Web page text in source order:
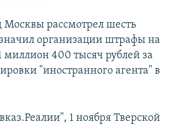
Москвы рассмотрел шесть
организации штрафы на
400 тысяч рублей за
"иностранного агента" в
1 ноября Тверской